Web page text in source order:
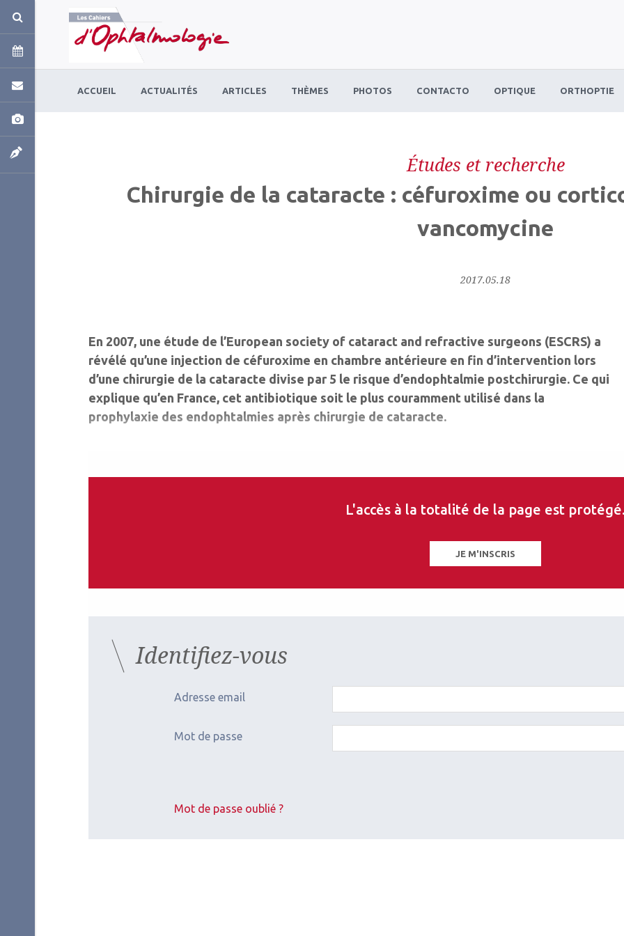
ACCUEIL ACTUALITÉS ARTICLES THÈMES PHOTOS CONTACTO OPTIQUE ORTHOPTIE
Études et recherche
Chirurgie de la cataracte : céfuroxime ou
vancomycine
2017.05.18
En 2007, une étude de l’Euro­pean society of cataract and refractive surgeons (ESCRS) a
révélé qu’une injection de céfuroxime en chambre antérieure en fin d’intervention lors
d’une chirurgie de la cataracte divise par 5 le risque d’endophtalmie postchirurgie. Ce qui
explique qu’en Fran­ce, cet antibiotique soit le plus couramment utilisé dans la
prophylaxie des endo­phtalmies après chirurgie de cataracte.
L'accès à la totalité de la page est
JE M'INSCRIS
Identifiez-vous
Adresse email
Mot de passe
Mot de passe oublié ?
Panneau de gestion des cookies